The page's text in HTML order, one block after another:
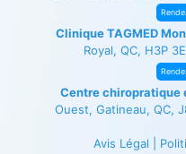
Clinique TAGMED
Royal, QC, H3P
Centre chiropratique
Ouest, Gatineau, QC,
Avis Légal